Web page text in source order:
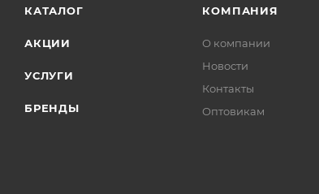
КАТАЛОГ
АКЦИИ
УСЛУГИ
БРЕНДЫ
КОМПАНИЯ
О компании
Новости
Контакты
Оптовикам